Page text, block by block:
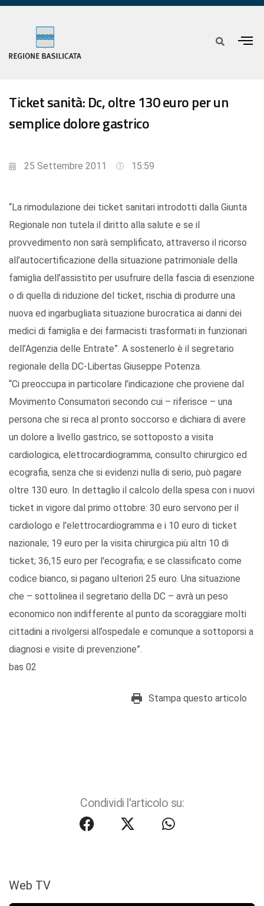
Ticket sanità: Dc, oltre 130 euro per un
semplice dolore gastrico
25 Settembre 2011 15:59
“La rimodulazione dei ticket sanitari introdotti dalla Giunta
Regionale non tutela il diritto alla salute e se il
provvedimento non sarà semplificato, attraverso il ricorso
all’autocertificazione della situazione patrimoniale della
famiglia dell’assistito per usufruire della fascia di esenzione
o di quella di riduzione del ticket, rischia di produrre una
nuova ed ingarbugliata situazione burocratica ai danni dei
medici di famiglia e dei farmacisti trasformati in funzionari
dell’Agenzia delle Entrate”. A sostenerlo è il segretario
regionale della DC-Libertas Giuseppe Potenza.
“Ci preoccupa in particolare l’indicazione che proviene dal
Movimento Consumatori secondo cui – riferisce – una
persona che si reca al pronto soccorso e dichiara di avere
un dolore a livello gastrico, se sottoposto a visita
cardiologica, elettrocardiogramma, consulto chirurgico ed
ecografia, senza che si evidenzi nulla di serio, può pagare
oltre 130 euro. In dettaglio il calcolo della spesa con i nuovi
ticket in vigore dal primo ottobre: 30 euro servono per il
cardiologo e l'elettrocardiogramma e i 10 euro di ticket
nazionale; 19 euro per la visita chirurgica più altri 10 di
ticket; 36,15 euro per l'ecografia; e se classificato come
codice bianco, si pagano ulteriori 25 euro. Una situazione
che – sottolinea il segretario della DC – avrà un peso
economico non indifferente al punto da scoraggiare molti
cittadini a rivolgersi all’ospedale e comunque a sottoporsi a
diagnosi e visite di prevenzione”.
bas 02
Stampa questo articolo
Condividi l'articolo su:
Web TV